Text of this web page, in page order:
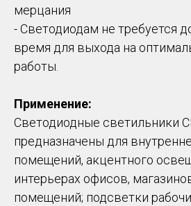
мерцания
- Светодиодам не требуется
время для выхода на
работы.
Применение:
Светодиодные светильники
предназначены для
помещений, акцентного
интерьерах офисов,
помещений; подсветки